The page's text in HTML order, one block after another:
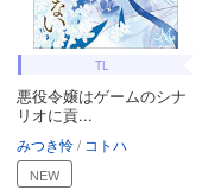
TL
悪役令嬢はゲームのシナ
リオに貢...
みつき怜 コトハ
NEW